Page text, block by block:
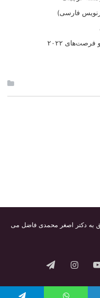
فارسی)
۲۰۲۲
به دکتر اصغر محمدی فاضل می
یوتیوباینستاگرامتلگرام